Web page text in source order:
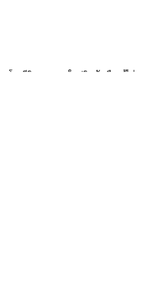
โดยมีกิจกรรม แจกใบปลิว ตักเตือนผู้ไม่สวม